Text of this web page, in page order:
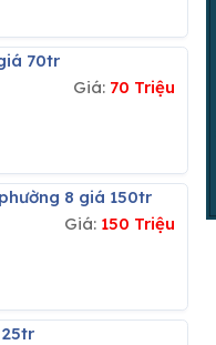
70tr
Giá: 70 Triệu
8 giá 150tr
Giá: 150 Triệu